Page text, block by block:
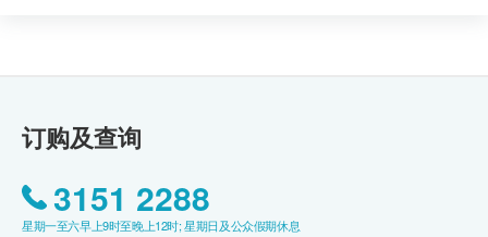
订购及查询
3151 2288
星期一至六早上9时至晚上12时; 星期日及公众假期休息